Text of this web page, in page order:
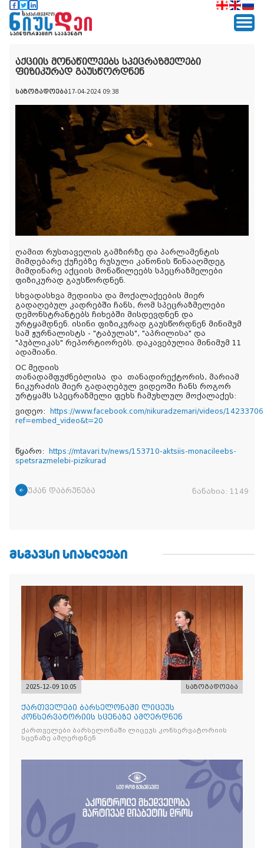
აქციის მონაწილეებს სპეცრაზმელები
ფიზიკურად გაუსწორდნენ
საზოგადოება17-04-2024 09:38
ღამით რუსთაველის გამზირზე და პარლამენტის
მიმდებარე ქუჩებზე რუსული კანონის წინააღმდეგ
მიმდინარე აქციის მონაწილეებს სპეცრაზმელები
ფიზიკურად გაუსწორდნენ.
სხვადასხვა მედიისა და მოქალაქეების მიერ
გადაღებულ კადრებში ჩანს, რომ სპეცრაზმელები
დემონსტრანტებს ჩიხებში მისდევდნენ და
ურტყამდნენ. ისინი ფიზიკურად გაუსწორდნენ მინიმუმ
სამ ჟურნალისტს - "ტაბულას", "აპრილისა" და
"პუბლიკას" რეპორტიორებს. დაკავებულია მინიმუმ 11
ადამიანი.
OC მედიის
თანადამფუძნებლისა და თანადირექტორის, მარიამ
ნიკურაძის მიერ გადაღებულ ვიდეოში ჩანს როგორ
ურტყამს სპეცრაზმელი ფეხს ჩამუხლულ მოქალაქეს:
ვიდეო:
https://www.facebook.com/nikuradzemari/videos/
ref=embed_video&t=20
წყარო:
https://mtavari.tv/news/153710-aktsiis-monacileebs-
spetsrazmelebi-pizikurad
უკან დაბრუნება ნანახია: 1149
ᲛᲡᲒᲐᲕᲡᲘ ᲡᲘᲐᲮᲚᲔᲔᲑᲘ
2025-12-09 10:05 საზოგადოება
ქართველები ბარსელონაში ლიცეუს
კონსერვატორიის სცენაზე ამღერდნენ
ქართველები ბარსელონაში ლიცეუს კონსერვატორიის
სცენაზე ამღერდნენ